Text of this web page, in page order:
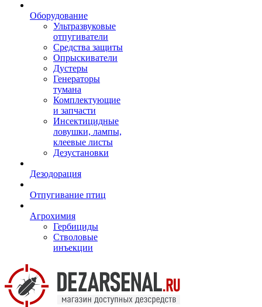
Оборудование
Ультразвуковые
отпугиватели
Средства защиты
Опрыскиватели
Дустеры
Генераторы
тумана
Комплектующие
и запчасти
Инсектицидные
ловушки, лампы,
клеевые листы
Дезустановки
Дезодорация
Отпугивание птиц
Агрохимия
Гербициды
Стволовые
инъекции